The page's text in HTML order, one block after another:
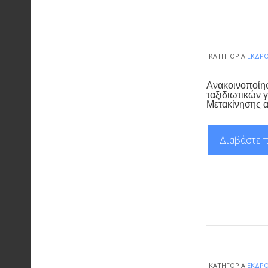
ΚΑΤΗΓΟΡΊΑ
Μετακίνησης
Διαβάστε
ΚΑΤΗΓΟΡΊΑ